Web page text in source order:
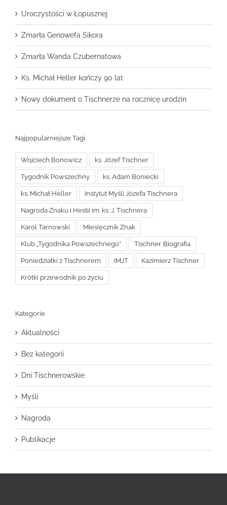
Uroczystości w Łopusznej
Zmarła Genowefa Sikora
Zmarła Wanda Czubernatowa
Ks. Michał Heller kończy 90 lat
Nowy dokument o Tischnerze na rocznicę urodzin
Najpopularniejsze Tagi
Wojciech Bonowicz ks. Józef Tischner
Tygodnik Powszechny ks. Adam Boniecki
ks. Michał Heller Instytut Myśli Józefa Tischnera
Nagroda Znaku i Hestii im. ks. J. Tischnera
Karol Tarnowski Miesięcznik Znak
Klub „Tygodnika Powszechnego” Tischner. Biografia
Poniedziałki z Tischnerem IMJT Kazimierz Tischner
Krótki przewodnik po życiu
Kategorie
Aktualności
Bez kategorii
Dni Tischnerowskie
Myśli
Nagroda
Publikacje